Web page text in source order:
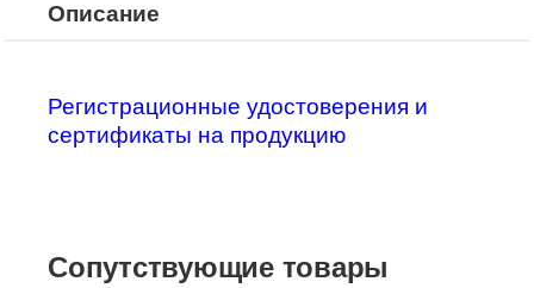
Описание
Регистрационные удостоверения и
сертификаты на продукцию
Сопутствующие товары